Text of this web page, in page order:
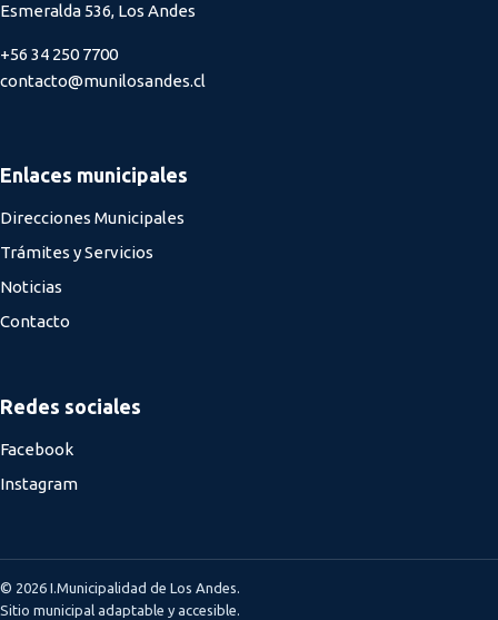
Esmeralda 536, Los Andes
+56 34 250 7700
contacto@munilosandes.cl
Enlaces municipales
Direcciones Municipales
Trámites y Servicios
Noticias
Contacto
Redes sociales
Facebook
Instagram
© 2026 I.Municipalidad de Los Andes.
Sitio municipal adaptable y accesible.